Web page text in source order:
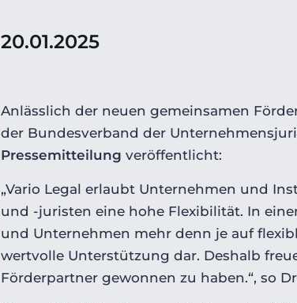
20.01.2025
Anlässlich der neuen gemeinsamen
der Bundesverband der
Pressemitteilung veröffentlicht:
„Vario Legal erlaubtUnternehmen und
und -juristen eine hohe Flexibilität. In
und Unternehmen mehr denn je auf
wertvolle Unterstützung dar. Deshalb
Förderpartnergewonnen zu haben.“, so